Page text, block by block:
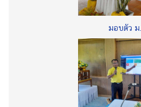
มอบตัว ม